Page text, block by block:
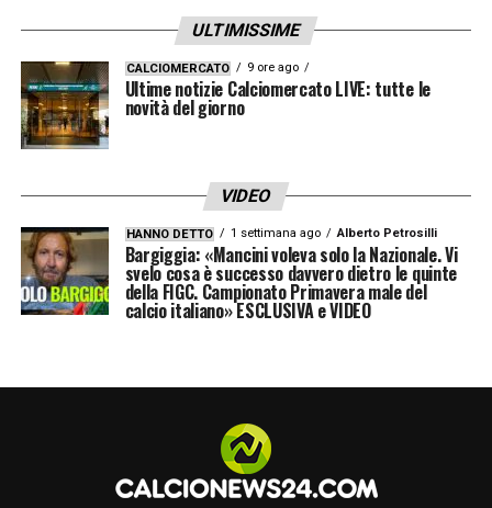
ULTIMISSIME
CALCIOMERCATO 9 ore ago
Ultime notizie Calciomercato LIVE: tutte le
novità del giorno
VIDEO
HANNO DETTO 1 settimana ago Alberto Petrosilli
Bargiggia: «Mancini voleva solo la Nazionale. Vi
svelo cosa è successo davvero dietro le quinte
della FIGC. Campionato Primavera male del
calcio italiano» ESCLUSIVA e VIDEO